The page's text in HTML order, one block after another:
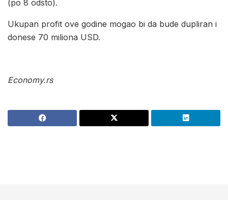
(po 8 odsto).
Ukupan profit ove godine mogao bi da bude dupliran i
donese 70 miliona USD.
Economy.rs